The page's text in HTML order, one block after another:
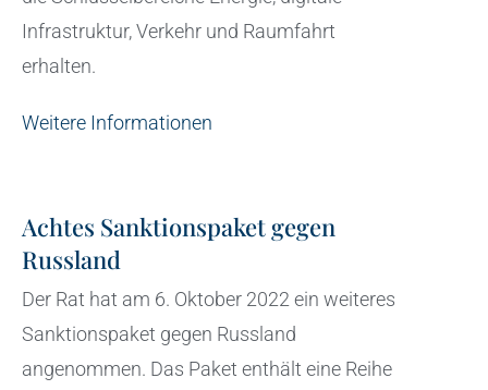
Infrastruktur, Verkehr und Raumfahrt
erhalten.
Weitere Informationen
Achtes Sanktionspaket gegen
Russland
Der Rat hat am 6. Oktober 2022 ein weiteres
Sanktionspaket gegen Russland
angenommen. Das Paket enthält eine Reihe